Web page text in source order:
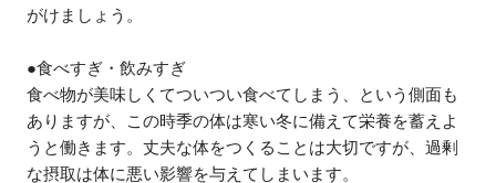
がけましょう。
●食べすぎ・飲みすぎ
食べ物が美味しくてついつい食べてしまう、という側面も
ありますが、この時季の体は寒い冬に備えて栄養を蓄えよ
うと働きます。丈夫な体をつくることは大切ですが、過剰
な摂取は体に悪い影響を与えてしまいます。